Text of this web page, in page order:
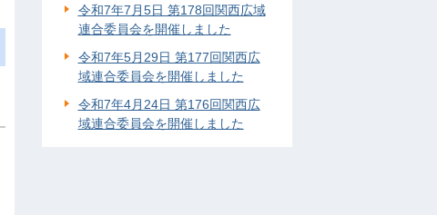
令和7年7月5日 第178回関西広域
連合委員会を開催しました
令和7年5月29日 第177回関西広
域連合委員会を開催しました
令和7年4月24日 第176回関西広
域連合委員会を開催しました